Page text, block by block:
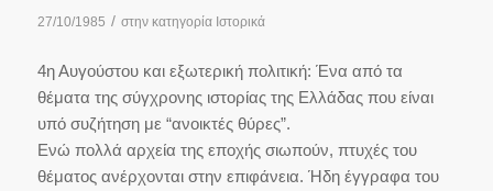
27/10/1985 / στην κατηγορία Ιστορικά
4η Αυγούστου και εξωτερική πολιτική: Ένα από τα
θέματα της σύγχρονης ιστορίας της Ελλάδας που είναι
υπό συζήτηση με “ανοικτές θύρες”.
Ενώ πολλά αρχεία της εποχής σιωπούν, πτυχές του
θέματος ανέρχονται στην επιφάνεια. Ήδη έγγραφα του